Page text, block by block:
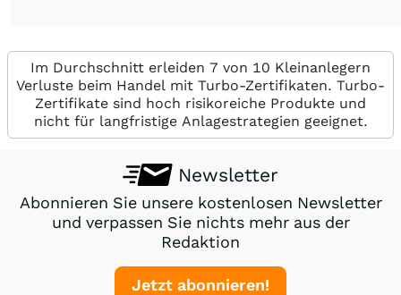
Im Durchschnitt erleiden 7 von 10 Kleinanlegern
Verluste beim Handel mit Turbo-Zertifikaten. Turbo-
Zertifikate sind hoch risikoreiche Produkte und
nicht für langfristige Anlagestrategien geeignet.
Newsletter
Abonnieren Sie unsere kostenlosen Newsletter
und verpassen Sie nichts mehr aus der
Redaktion
Jetzt abonnieren!